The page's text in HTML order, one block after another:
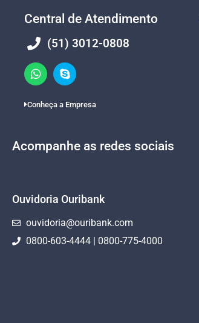
Central de Atendimento
(51) 3012-0808
Conheça a Empresa
Acompanhe as redes sociais
Ouvidoria Ouribank
ouvidoria@ouribank.com
0800-603-4444 | 0800-775-4000